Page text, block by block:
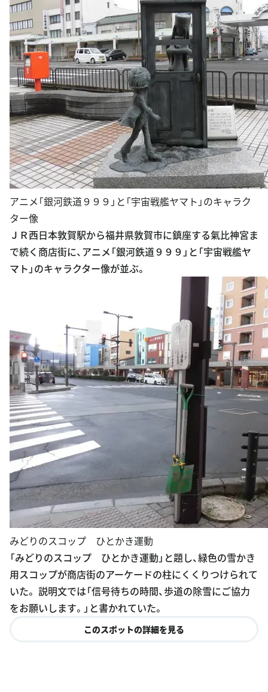
アニメ「銀河鉄道９９９」と「宇宙戦艦ヤマト」のキャラク
ター像
ＪＲ西日本敦賀駅から福井県敦賀市に鎮座する氣比神宮ま
で続く商店街に、アニメ「銀河鉄道９９９」と「宇宙戦艦ヤ
マト」のキャラクター像が並ぶ。
みどりのスコップ ひとかき運動
「みどりのスコップ ひとかき運動」と題し、緑色の雪かき
用スコップが商店街のアーケードの柱にくくりつけられて
いた。 説明文では「信号待ちの時間、歩道の除雪にご協力
をお願いします。」と書かれていた。
このスポットの詳細を見る